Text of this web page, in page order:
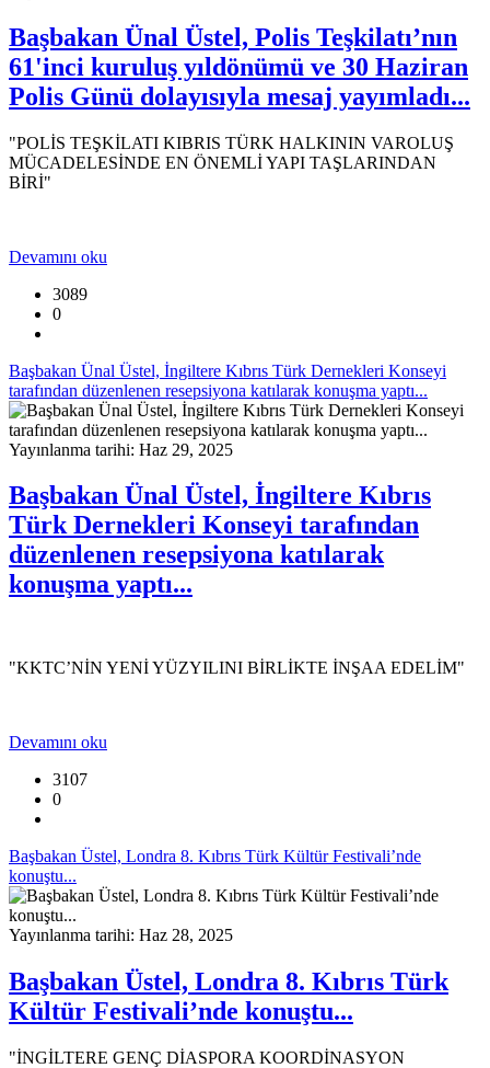
Başbakan Ünal Üstel, Polis Teşkilatı’nın
61'inci kuruluş yıldönümü ve 30 Haziran
Polis Günü dolayısıyla mesaj yayımladı...
"POLİS TEŞKİLATI KIBRIS TÜRK HALKININ VAROLUŞ
MÜCADELESİNDE EN ÖNEMLİ YAPI TAŞLARINDAN
BİRİ"
Devamını oku
3089
0
Başbakan Ünal Üstel, İngiltere Kıbrıs Türk Dernekleri Konseyi
tarafından düzenlenen resepsiyona katılarak konuşma yaptı...
Yayınlanma tarihi: Haz 29, 2025
Başbakan Ünal Üstel, İngiltere Kıbrıs
Türk Dernekleri Konseyi tarafından
düzenlenen resepsiyona katılarak
konuşma yaptı...
"KKTC’NİN YENİ YÜZYILINI BİRLİKTE İNŞAA EDELİM"
Devamını oku
3107
0
Başbakan Üstel, Londra 8. Kıbrıs Türk Kültür Festivali’nde
konuştu...
Yayınlanma tarihi: Haz 28, 2025
Başbakan Üstel, Londra 8. Kıbrıs Türk
Kültür Festivali’nde konuştu...
"İNGİLTERE GENÇ DİASPORA KOORDİNASYON